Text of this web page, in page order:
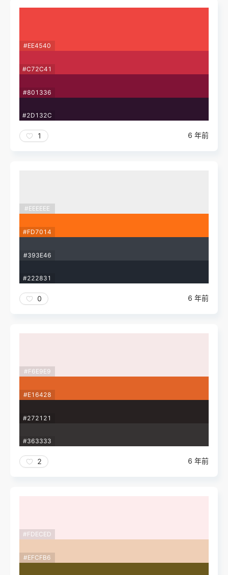
#EE4540
#C72C41
#801336
#2D132C
1 6 年前
#EEEEEE
#FD7014
#393E46
#222831
0 6 年前
#F6E9E9
#E16428
#272121
#363333
2 6 年前
#FDECED
#EFCFB6